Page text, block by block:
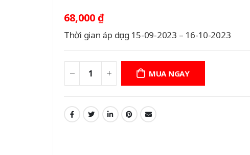
68,000 ₫
Thời gian áp dụng 15-09-2023 – 16-10-2023
MUA NGAY